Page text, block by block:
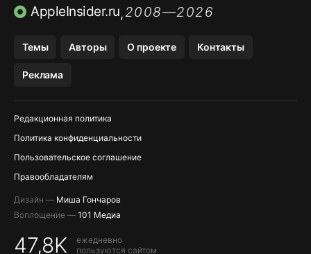
ПРИЛОЖЕНИЯ БЕЗ APP STORE
AppleInsider.ru,2008—2026
Темы Авторы О проекте Контакты
Реклама
Редакционная политика
Политика конфиденциальности
Пользовательское соглашение
Правообладателям
Дизайн — Миша Гончаров
Воплощение — 101 Медиа
47,8K
ежедневно
пользуются сайтом